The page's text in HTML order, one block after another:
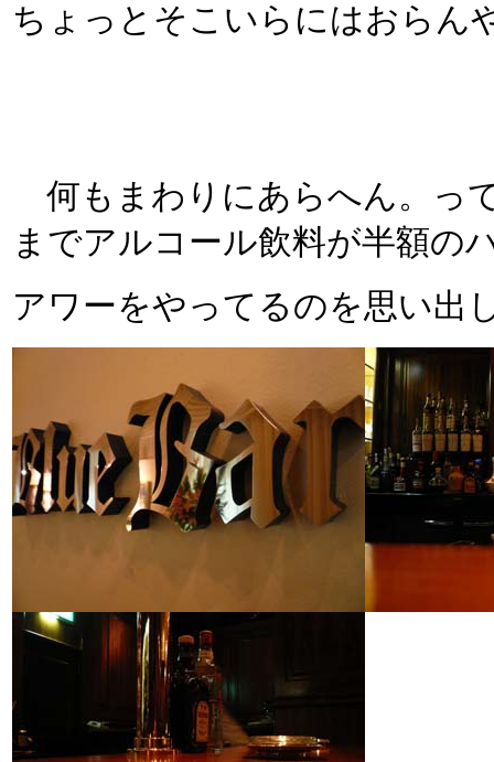
ちょっとそこいらにはおらん
何もまわりにあらへん。っ
までアルコール飲料が半額の
アワーをやってるのを思い出